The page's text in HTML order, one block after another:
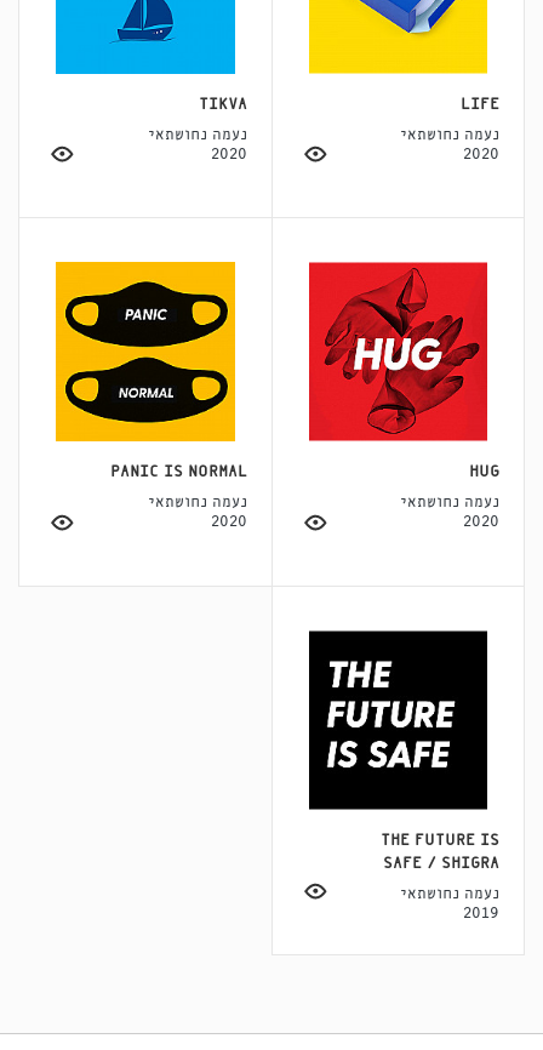
LIFE
נעמה נחושתאי
2020
TIKVA
נעמה נחושתאי
2020
HUG
נעמה נחושתאי
2020
PANIC IS NORMAL
נעמה נחושתאי
2020
THE FUTURE IS
SAFE / SHIGRA
נעמה נחושתאי
2019